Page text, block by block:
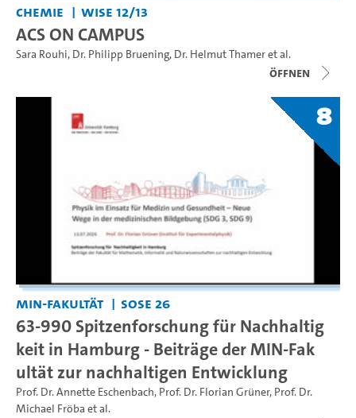
Chemie WiSe 12/13
ACS ON CAMPUS
Sara Rouhi, Dr. Philipp Bruening, Dr. Helmut Thameret al.
Öffnen
8
MIN-Fakultät SoSe 26
63-990 Spitzenforschung für Nachhaltig
keit in Hamburg - Beiträge der MIN-Fak
ultät zur nachhaltigen Entwicklung
Prof. Dr. Annette Eschenbach, Prof. Dr. Florian Grüner, Prof. Dr.
Michael Fröba et al.